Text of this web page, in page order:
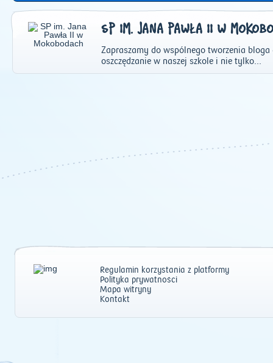
SP IM. JANA PAWŁA II W
Zapraszamy do wspólnego tworzenia
oszczędzanie w naszej szkole i nie tylko...
Regulamin korzystania z platformy
Polityka prywatności
Mapa witryny
Kontakt